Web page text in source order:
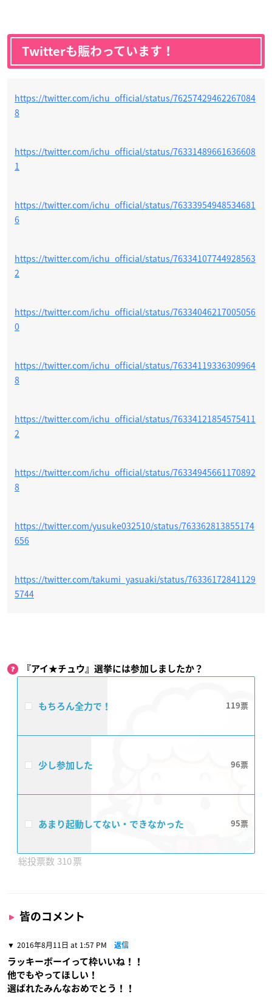
Twitterも賑わっています！
https://twitter.com/ichu_official/status/76257429462267084
8
https://twitter.com/ichu_official/status/76331489661636608
1
https://twitter.com/ichu_official/status/76333954948534681
6
https://twitter.com/ichu_official/status/76334107744928563
2
https://twitter.com/ichu_official/status/76334046217005056
0
https://twitter.com/ichu_official/status/76334119336309964
8
https://twitter.com/ichu_official/status/76334121854575411
2
https://twitter.com/ichu_official/status/76334945661170892
8
https://twitter.com/yusuke032510/status/763362813855174
656
https://twitter.com/takumi_yasuaki/status/76336172841129
5744
『アイ★チュウ』選挙には参加しましたか？
もちろん全力で！ 119
少し参加した 96
あまり起動してない・できなかった 95
310
皆のコメント
2016年8月11日 at 1:57 PM 返信
ラッキーボーイって枠いいね！！
他でもやってほしい！
選ばれたみんなおめでとう！！